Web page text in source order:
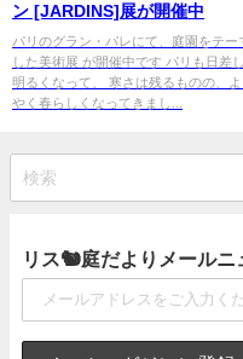
ン [JARDINS]展が開催中
パリのグラン・パレにて、庭園をテー
した美術展 が開催中です パリも日差
明るくなって、 寒さは残るものの、よ
やく春らしくなってきまし...
リス🐿庭だよりメールニ